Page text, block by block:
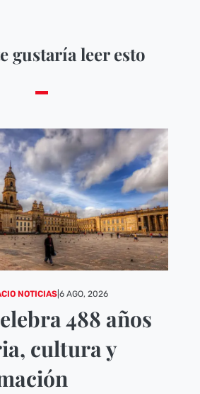
gustaría leer esto
NOTICIAS| 6 AGO, 2026
488 años
cultura y